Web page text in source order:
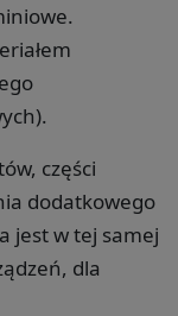
części
dodatkowego
jest w tej samej
dla